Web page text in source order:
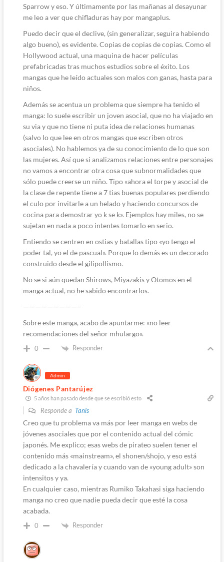
Sparrow y eso. Y últimamente por las mañanas al desayunar
me leo a ver que chifladuras hay por mangaplus.
Puedo decir que el declive, (sin generalizar, seguira habiendo
algo bueno), es evidente. Copias de copias de copias. Como el
Hollywood actual, una maquina de hacer películas
prefabricadas tras muchos estudios sobre el éxito. Los
mangas que he leído actuales son malos con ganas, hasta para
niños.
Además se acentua un problema que siempre ha tenido el
manga: lo suele escribir un joven asocial, que no ha viajado en
su via y que no tiene ni puta idea de relaciones humanas
(salvo lo que lee en otros mangas que escriben otros
asociales). No hablemos ya de su conocimiento de lo que son
las mujeres. Así que si analizamos relaciones entre personajes
no vamos a encontrar otra cosa que subnormalidades que
sólo puede creerse un niño. Tipo «ahora el torpe y asocial de
la clase de repente tiene a 7 tias buenas populares perdiendo
el culo por invitarle a un helado y haciendo concursos de
cocina para demostrar yo k se k». Ejemplos hay miles, no se
sujetan en nada a poco intentes tomarlo en serio.
Entiendo se centren en ostias y batallas tipo «yo tengo el
poder tal, yo el de pascual». Porque lo demás es un decorado
construido desde el gilipollismo.
No se si aún quedan Shirows, Miyazakis y Otomos en el
manga actual, no he sabido encontrarlos.
—————————–
Sobre este manga, acabo de apuntarme: «no leer
recomendaciones del señor mhulargo».
0 Responder
Admin
Diógenes Pantarújez
5 años han pasado desde que se escribió esto
Responde a Tanis
Creo que tu problema va más por leer manga en webs de
jóvenes asociales que por el contenido actual del cómic
japonés. Me explico; esas webs de pirateo suelen tener el
contenido más «mainstream», el shonen/shojo, y eso está
dedicado a la chavalería y cuando van de «young adult» son
intensitos y ya.
En cualquier caso, mientras Rumiko Takahasi siga haciendo
manga no creo que nadie pueda decir que esté la cosa
acabada.
0 Responder